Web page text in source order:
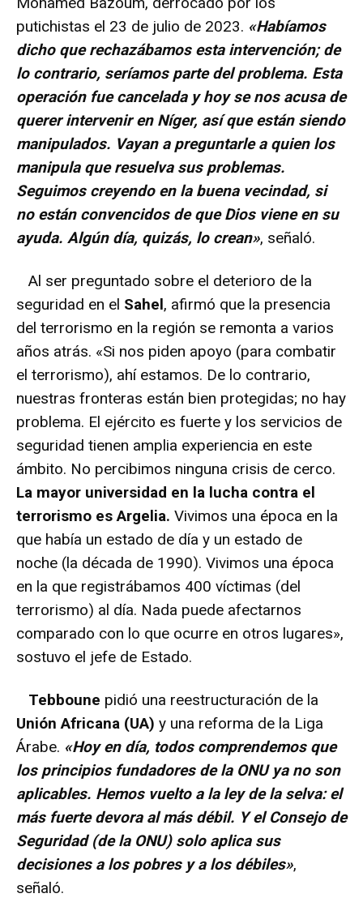
putichistas el 23 de julio de 2023. «Habíamos
dicho que rechazábamos esta intervención; de
lo contrario, seríamos parte del problema. Esta
operación fue cancelada y hoy se nos acusa de
querer intervenir en Níger, así que están siendo
manipulados. Vayan a preguntarle a quien los
manipula que resuelva sus problemas.
Seguimos creyendo en la buena vecindad, si
no están convencidos de que Dios viene en su
ayuda. Algún día, quizás, lo crean», señaló.
Al ser preguntado sobre el deterioro de la
seguridad en el Sahel, afirmó que la presencia
del terrorismo en la región se remonta a varios
años atrás. «Si nos piden apoyo (para combatir
el terrorismo), ahí estamos. De lo contrario,
nuestras fronteras están bien protegidas; no hay
problema. El ejército es fuerte y los servicios de
seguridad tienen amplia experiencia en este
ámbito. No percibimos ninguna crisis de cerco.
La mayor universidad en la lucha contra el
terrorismo es Argelia. Vivimos una época en la
que había un estado de día y un estado de
noche (la década de 1990). Vivimos una época
en la que registrábamos 400 víctimas (del
terrorismo) al día. Nada puede afectarnos
comparado con lo que ocurre en otros lugares»,
sostuvo el jefe de Estado.
Tebboune pidió una reestructuración de la
Unión Africana (UA) y una reforma de la Liga
Árabe. «Hoy en día, todos comprendemos que
los principios fundadores de la ONU ya no son
aplicables. Hemos vuelto a la ley de la selva: el
más fuerte devora al más débil. Y el Consejo de
Seguridad (de la ONU) solo aplica sus
decisiones a los pobres y a los débiles»,
señaló.